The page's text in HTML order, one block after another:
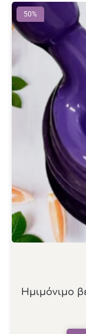
50%
Ημιμόνιμο